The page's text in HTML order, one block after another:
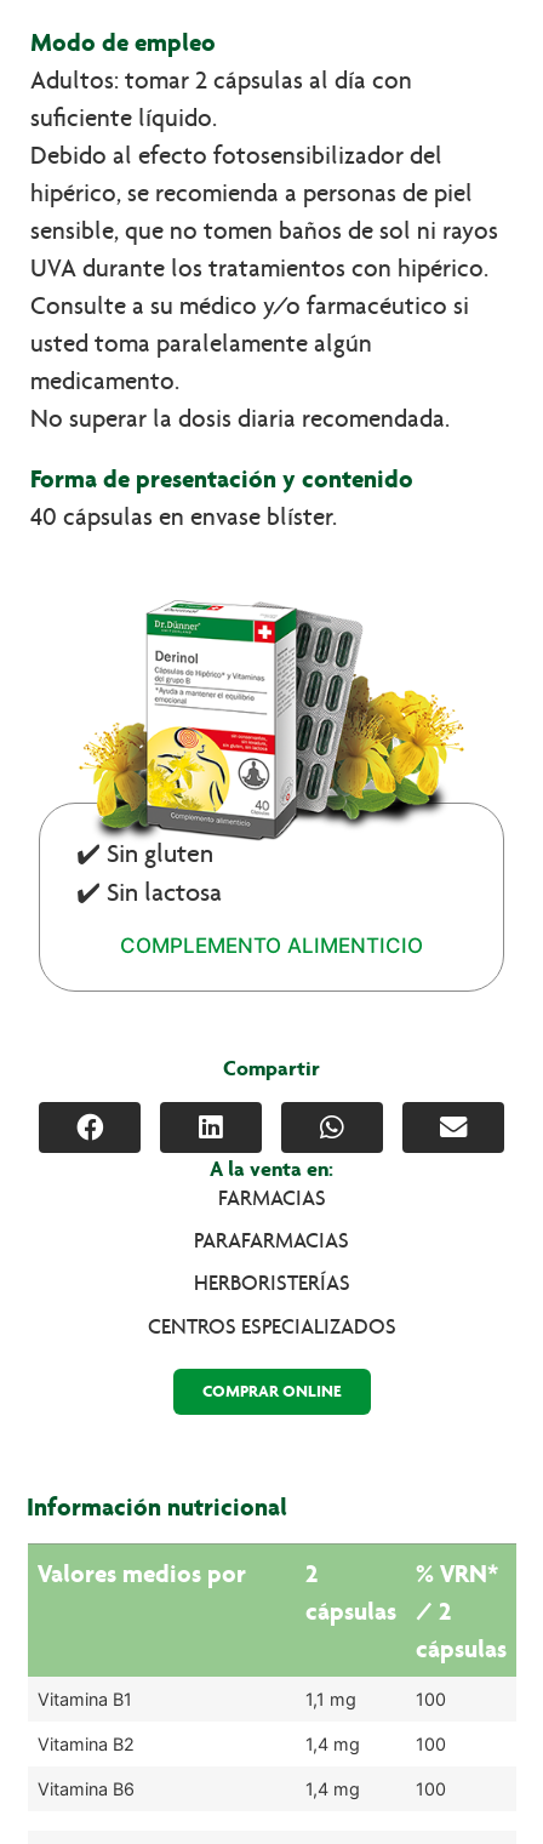
Modo de empleo
Adultos: tomar 2 cápsulas al día con
suficiente líquido.
Debido al efecto fotosensibilizador del
hipérico, se recomienda a personas de piel
sensible, que no tomen baños de sol ni rayos
UVA durante los tratamientos con hipérico.
Consulte a su médico y/o farmacéutico si
usted toma paralelamente algún
medicamento.
No superar la dosis diaria recomendada.
Forma de presentación y contenido
40 cápsulas en envase blíster.
✔️ Sin gluten
✔️ Sin lactosa
COMPLEMENTO ALIMENTICIO
Compartir
A la venta en:
FARMACIAS
PARAFARMACIAS
HERBORISTERÍAS
CENTROS ESPECIALIZADOS
COMPRAR ONLINE
Información nutricional
Valores medios por
2
cápsulas
% VRN*
/ 2
cápsulas
Vitamina B1 1,1 mg 100
Vitamina B2 1,4 mg 100
Vitamina B6 1,4 mg 100